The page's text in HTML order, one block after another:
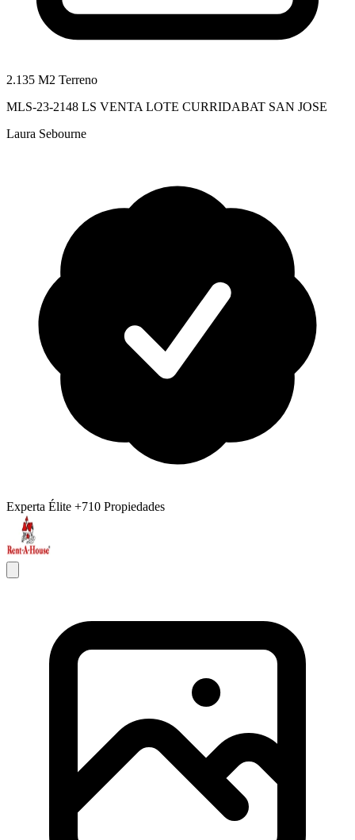
2.135 M2 Terreno
MLS-23-2148 LS VENTA LOTE CURRIDABAT SAN JOSE
Laura Sebourne
Experta Élite +710 Propiedades